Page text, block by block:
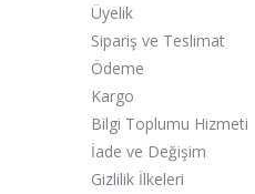
Üyelik
Sipariş ve Teslimat
Ödeme
Kargo
Bilgi Toplumu Hizmeti
İade ve Değişim
Gizlilik İlkeleri